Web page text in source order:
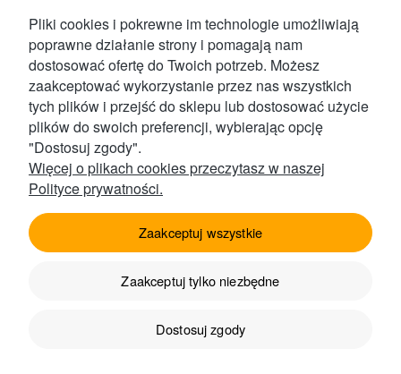
Kontakt
Obsługa Klienta
Pliki cookies i pokrewne im technologie umożliwiają
poprawne działanie strony i pomagają nam
dostosować ofertę do Twoich potrzeb. Możesz
zaakceptować wykorzystanie przez nas wszystkich
tych plików i przejść do sklepu lub dostosować użycie
plików do swoich preferencji, wybierając opcję
"Dostosuj zgody".
Więcej o plikach cookies przeczytasz w naszej
Polityce prywatności.
Zaakceptuj tylko niezbędne
Dostosuj zgody
Zaakceptuj wszystkie